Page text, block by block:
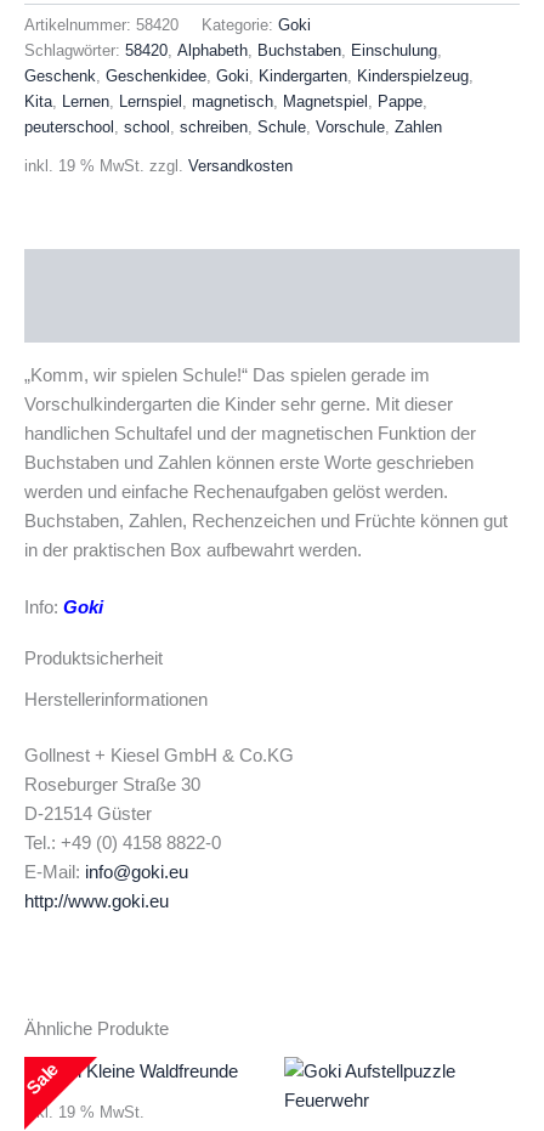
Schule
Menge
Artikelnummer: 58420 Kategorie: Goki
Schlagwörter: 58420, Alphabeth, Buchstaben, Einschulung,
Geschenk, Geschenkidee, Goki, Kindergarten, Kinderspielzeug,
Kita, Lernen, Lernspiel , magnetisch, Magnetspiel , Pappe,
peuterschool , school , schreiben, Schule, Vorschule, Zahlen
inkl. 19 % MwSt. zzgl. Versandkosten
„Komm, wir spielen Schule!“ Das spielen gerade im
Vorschulkindergarten die Kinder sehr gerne. Mit dieser
handlichen Schultafel und der magnetischen Funktion der
Buchstaben und Zahlen können erste Worte geschrieben
werden und einfache Rechenaufgaben gelöst werden.
Buchstaben, Zahlen, Rechenzeichen und Früchte können gut
in der praktischen Box aufbewahrt werden.
Info: Goki
Produktsicherheit
Herstellerinformationen
Gollnest + Kiesel GmbH & Co.KG
Roseburger Straße 30
D-21514 Güster
Tel.: +49 (0) 4158 8822-0
E-Mail: info@goki.eu
http://www.goki.eu
Ähnliche Produkte
inkl. 19 % MwSt.
Sale